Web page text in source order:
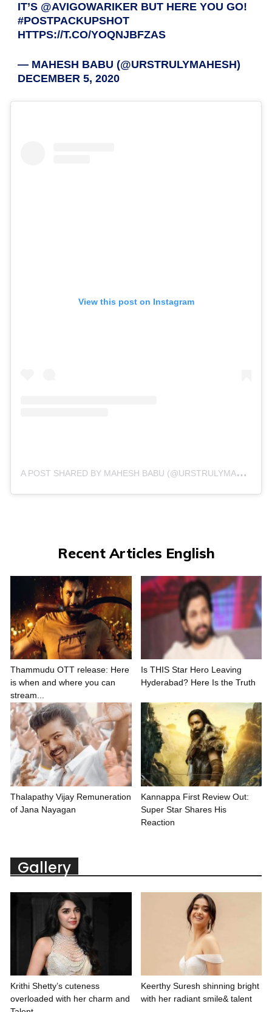
IT’S @AVIGOWARIKER BUT HERE YOU GO!
#POSTPACKUPSHOT
HTTPS://T.CO/YOQNJBFZAS
— MAHESH BABU (@URSTRULYMAHESH)
DECEMBER 5, 2020
View this post on Instagram
A
POST SHARED BY MAHESH BABU (@URSTRULYMAHESH)
Recent Articles English
Thammudu OTT release: Here
is when and where you can
stream...
Is THIS Star Hero Leaving
Hyderabad? Here Is the Truth
Thalapathy Vijay Remuneration
of Jana Nayagan
Kannappa First Review Out:
Super Star Shares His
Reaction
Gallery
Krithi Shetty’s cuteness
overloaded with her charm and
Keerthy Suresh shinning bright
with her radiant smile& talent